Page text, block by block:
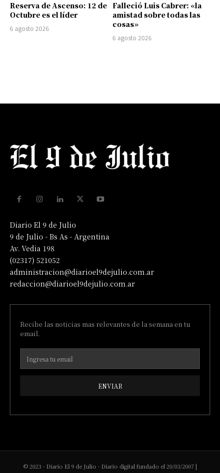
Reserva de Ascenso: 12 de
Octubre es el líder
6 agosto 2026
Falleció Luis Cabrer: «la
amistad sobre todas las
cosas»
6 agosto 2026
Diario El 9 de Julio
9 de Julio - Bs As - Argentina
Av. Vedia 198
(02317) 521052
administracion@diarioel9dejulio.com.ar
redaccion@diarioel9dejulio.com.ar
Recibe las noticias mas relevantes de la semana en tu
email.
ENVIAR
© 2023 - Diario El 9 de Julio - Diario digital fundado el 20/03/2007 |